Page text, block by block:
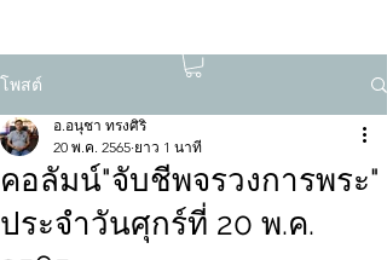
โพสต์
คอลัมน์"จับชีพจรวงการพระ"
ประจำวันศุกร์ที่ 20 พ.ค.
อ.อนุชา ทรงศิริ
20 พ.ค. 2565 ยาว 1 นาที